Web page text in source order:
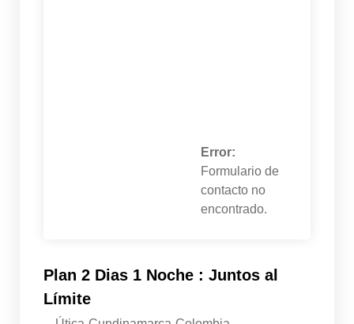
Error:
Formulario de
contacto no
encontrado.
Plan 2 Dias 1 Noche : Juntos al
Límite